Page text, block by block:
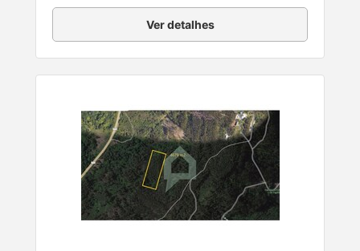
Ver detalhes